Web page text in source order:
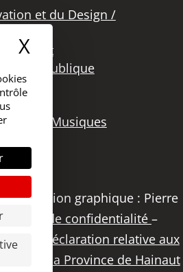
X Masquer le
et du Design /
d’Art
Publique
et Musiques
| Création graphique : Pierre
de confidentialité –
Déclaration relative aux
de la Province de Hainaut